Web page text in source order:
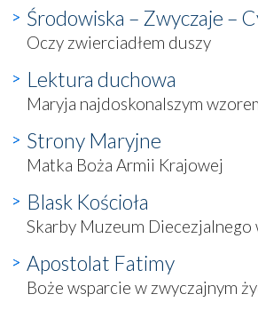
Środowiska – Zwyczaje –
Oczy zwierciadłem duszy
Lektura duchowa
Maryja najdoskonalszym
Strony Maryjne
Matka Boża Armii Krajowej
Blask Kościoła
Skarby Muzeum Diecezjalnego
Apostolat Fatimy
Boże wsparcie w zwyczajnym